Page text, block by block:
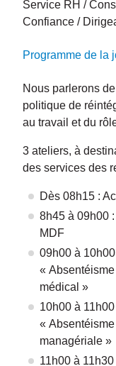
Service RH /
Confiance /
Programme de la
Nous parlerons
politique de
au travail et du
3 ateliers, à
des services des
Dès 08h15 :
8h45 à 09h00
MDF
09h00 à
«
médical »
10h00 à
«
managériale »
11h00 à